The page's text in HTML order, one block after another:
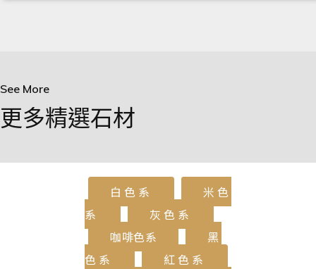
See More
更多精選石材
白色系
米色
系
灰色系
咖啡色系
黑
色系
紅色系